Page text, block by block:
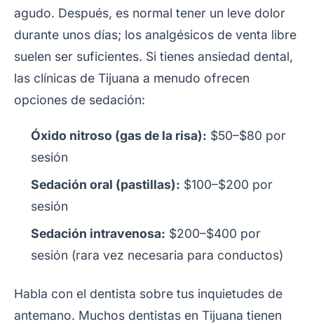
agudo. Después, es normal tener un leve dolor
durante unos días; los analgésicos de venta libre
suelen ser suficientes. Si tienes ansiedad dental,
las clínicas de Tijuana a menudo ofrecen
opciones de sedación:
Óxido nitroso (gas de la risa): $50–$80 por
sesión
Sedación oral (pastillas): $100–$200 por
sesión
Sedación intravenosa: $200–$400 por
sesión (rara vez necesaria para conductos)
Habla con el dentista sobre tus inquietudes de
antemano. Muchos dentistas en Tijuana tienen